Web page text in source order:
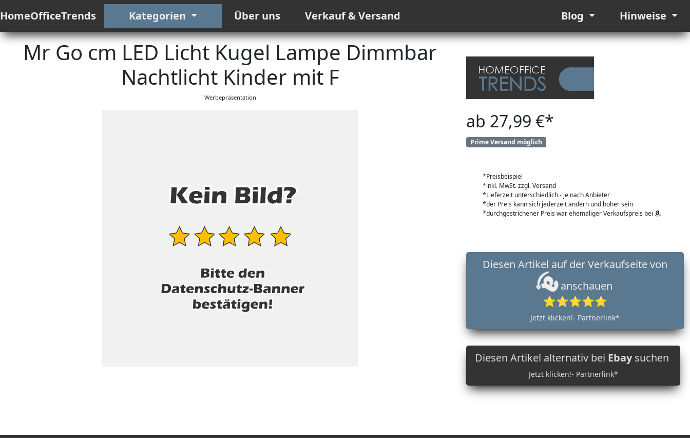
HomeOfficeTrends Kategorien Über uns Verkauf & Versand Blog Hinweise
Mr Go cm LED Licht Kugel Lampe Dimmbar
Nachtlicht Kinder mit F
Werbepräsentation
ab 27,99 €*
Prime Versand möglich
*Preisbeispiel
*inkl. MwSt. zzgl. Versand
*Lieferzeit unterschiedlich - je nach Anbieter
*der Preis kann sich jederzeit ändern und höher sein
*durchgestrichener Preis war ehemaliger Verkaufspreis bei
anschauen
⭐⭐⭐⭐⭐
Jetzt klicken!- Partnerlink*
Diesen Artikel alternativ bei Ebaysuchen
Jetzt klicken!- Partnerlink*